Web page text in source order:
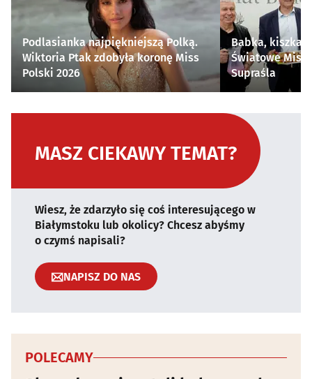
Podlasianka najpiękniejszą Polką.
Wiktoria Ptak zdobyła koronę Miss
Polski 2026
Babka, kiszka i
Światowe
Supraśla
MASZ CIEKAWY TEMAT?
Wiesz, że zdarzyło się coś interesującego w
Białymstoku lub okolicy? Chcesz abyśmy
o czymś napisali?
NAPISZ DO NAS
POLECAMY